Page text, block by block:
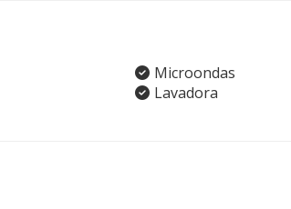
Microondas
Lavadora